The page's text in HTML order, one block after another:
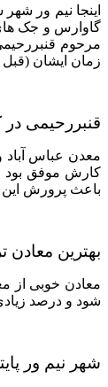
گاوارس و جک
مرحوم
زمان ایشان (قبل
قنبررحیمی
معدن عباس
کارش موفق بود و
باعث پرورش این
بهترین معادن
معادن خوبی از
شود و درصد
شهر نیم ور